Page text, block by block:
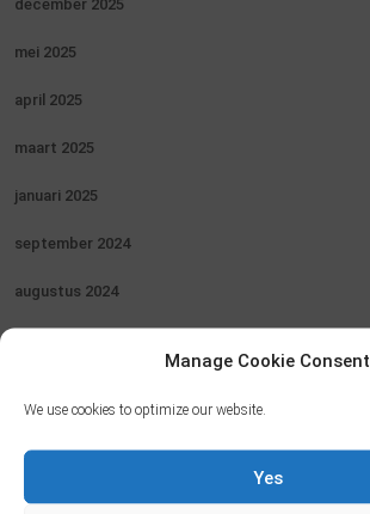
Manage Cookie Consent
We use cookies to optimize our website.
Yes
december 2025
mei 2025
april 2025
maart 2025
januari 2025
september 2024
augustus 2024